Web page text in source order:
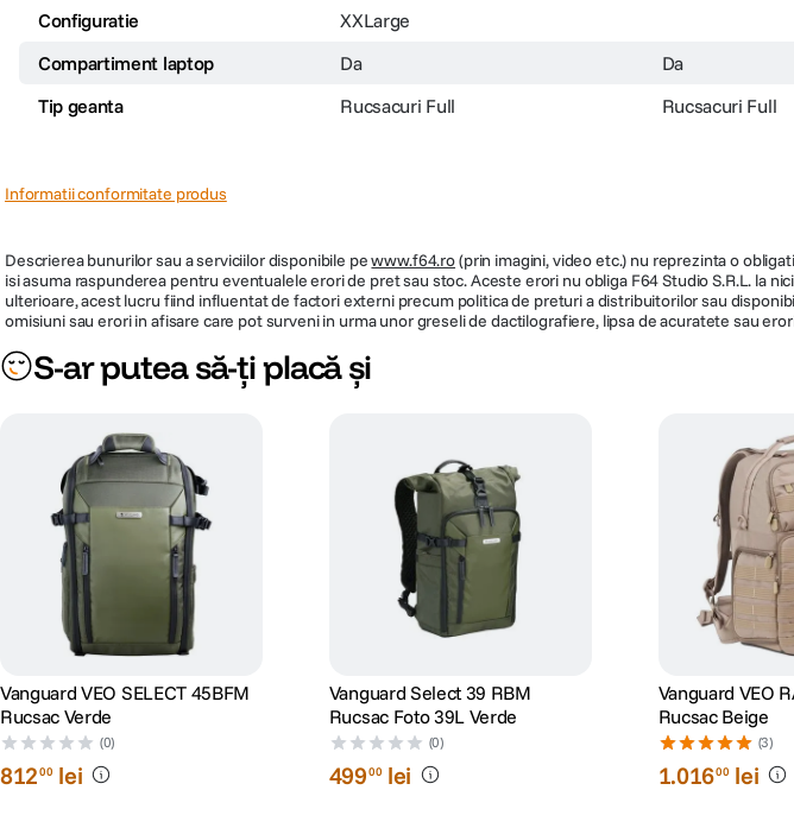
Configuratie
XXLarge
Compartiment laptop
Da Da
Tip geanta
Rucsacuri Full Rucsacuri Full
Informatii conformitate produs
Descrierea bunurilor sau a serviciilor disponibile pewww.f64.ro(prin imagini, video etc.) nu reprezinta o
isi asuma raspunderea pentru eventualele erori de pret sau stoc. Aceste erori nu obliga F64 Studio S.R.L.
ulterioare, acest lucru fiind influentat de factori externi precum politica de preturi a distribuitorilor sau
omisiuni sau erori in afisare care pot surveni in urma unor greseli de dactilografiere, lipsa de acuratete sau
S-ar putea să-ți placă și
Vanguard VEO SELECT 45BFM
Rucsac Verde
(0)
81200 lei
Vanguard Select 39 RBM
Rucsac Foto 39L Verde
(0)
49900 lei
Vanguard VEO
Rucsac Beige
(3)
1.01600 lei